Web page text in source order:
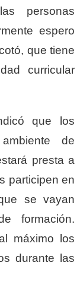
personas
espero
que tiene
curricular
que los
de
presta a
participen en
se vayan
formación.
máximo los
durante las